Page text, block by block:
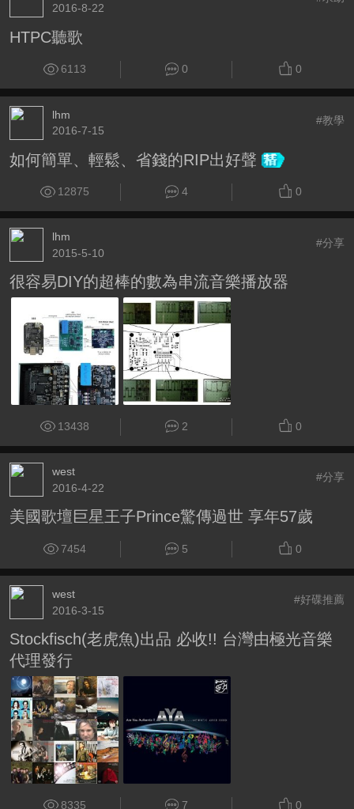
2016-8-22
HTPC聽歌
6113 0 0
lhm
2016-7-15
#教學
如何簡單、輕鬆、省錢的RIP出好聲
12875 4 0
lhm
2015-5-10
#分享
很容易DIY的超棒的數為串流音樂播放器
13438 2 0
west
2016-4-22
#分享
美國歌壇巨星王子Prince驚傳過世 享年57歲
7454 5 0
west
2016-3-15
#好碟推薦
Stockfisch(老虎魚)出品 必收!! 台灣由極光音樂
代理發行
8335 7 0